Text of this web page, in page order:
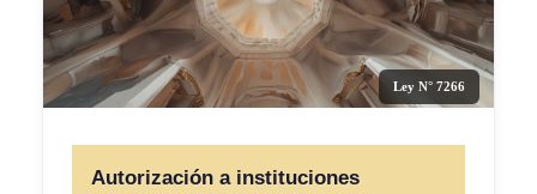
Ley N° 7266
Autorización a instituciones